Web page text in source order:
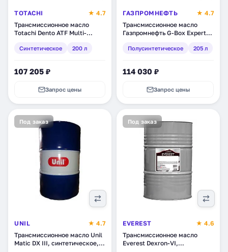
TOTACHI
★ 4.7
Трансмиссионное масло
Totachi Dento ATF Multi-
(4589904528736)
Синтетическое 200 л
107 205 ₽
Запрос цены
ГАЗПРОМНЕФТЬ
★ 4.7
Трансмиссионное масло
Газпромнефть G-Box Expert
полусинтетическое, 205 л
Полусинтетическое 205 л
114 030 ₽
Запрос цены
Под заказ
UNIL
★ 4.7
Трансмиссионное масло Unil
Matic DX III, синтетическое,
Под заказ
EVEREST
★ 4.6
Трансмиссионное масло
Everest Dexron-VI,